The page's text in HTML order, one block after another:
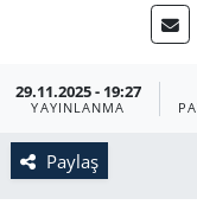
29.11.2025 - 19:27
YAYINLANMA
Paylaş